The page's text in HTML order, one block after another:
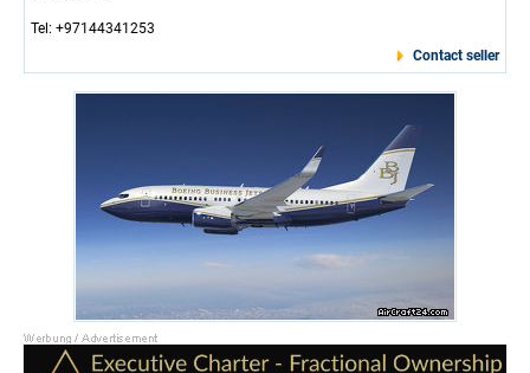
Tel: +97144341253
Contact seller